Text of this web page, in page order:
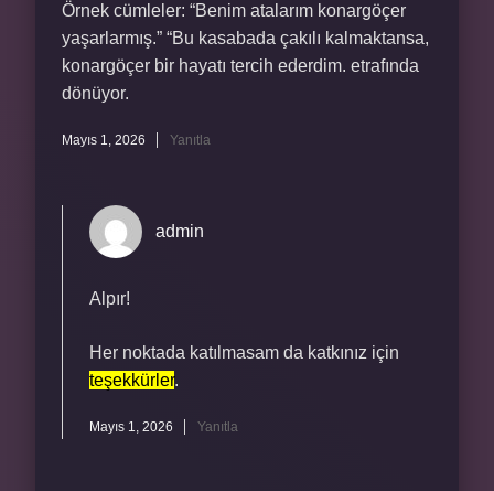
Örnek cümleler: “Benim atalarım konargöçer
yaşarlarmış.” “Bu kasabada çakılı kalmaktansa,
konargöçer bir hayatı tercih ederdim. etrafında
dönüyor.
Mayıs 1, 2026 Yanıtla
admin
Alpır!
Her noktada katılmasam da katkınız için
teşekkürler.
Mayıs 1, 2026 Yanıtla